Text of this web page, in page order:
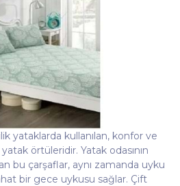
yataklarda kullanılan, konfor ve
örtüleridir. Yatak odasının
bu çarşaflar, aynı zamanda uyku
bir gece uykusu sağlar. Çift